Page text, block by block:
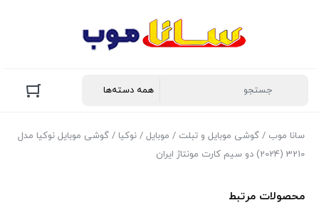
سانا موب / گوشی موبایل و تبلت / موبایل / نوکیا / گوشی موبايل نوکیا مدل
3210 (2024) دو سیم کارت مونتاژ ایران
محصولات مرتبط